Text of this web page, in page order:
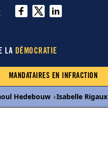
LA DÉMOCRATIE
MANDATAIRES EN INFRACTION
Hedebouw ›Isabelle Rigaux